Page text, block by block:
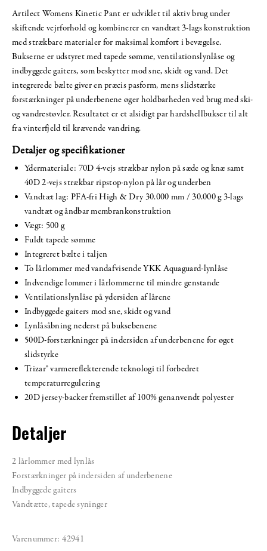
Artilect Womens Kinetic Pant er udviklet til aktiv brug under
skiftende vejrforhold og kombinerer en vandtæt 3-lags konstruktion
med strækbare materialer for maksimal komfort i bevægelse.
Bukserne er udstyret med tapede sømme, ventilationslynlåse og
indbyggede gaiters, som beskytter mod sne, skidt og vand. Det
integrerede bælte giver en præcis pasform, mens slidstærke
forstærkninger på underbenene øger holdbarheden ved brug med ski-
og vandrestøvler. Resultatet er et alsidigt par hardshellbukser til alt
fra vinterfjeld til krævende vandring.
Detaljer og specifikationer
Ydermateriale: 70D 4-vejs strækbar nylon på sæde og knæ samt
40D 2-vejs strækbar ripstop-nylon på lår og underben
Vandtæt lag: PFA-fri High & Dry 30.000 mm / 30.000 g 3-lags
vandtæt og åndbar membrankonstruktion
Vægt: 500 g
Fuldt tapede sømme
Integreret bælte i taljen
To lårlommer med vandafvisende YKK Aquaguard-lynlåse
Indvendige lommer i lårlommerne til mindre genstande
Ventilationslynlåse på ydersiden af lårene
Indbyggede gaiters mod sne, skidt og vand
Lynlåsåbning nederst på buksebenene
500D-forstærkninger på indersiden af underbenene for øget
slidstyrke
Trizar® varmereflekterende teknologi til forbedret
temperaturregulering
20D jersey-backer fremstillet af 100% genanvendt polyester
Detaljer
2 lårlommer med lynlås
Forstærkninger på indersiden af underbenene
Indbyggede gaiters
Vandtætte, tapede syninger
Varenummer: 42941